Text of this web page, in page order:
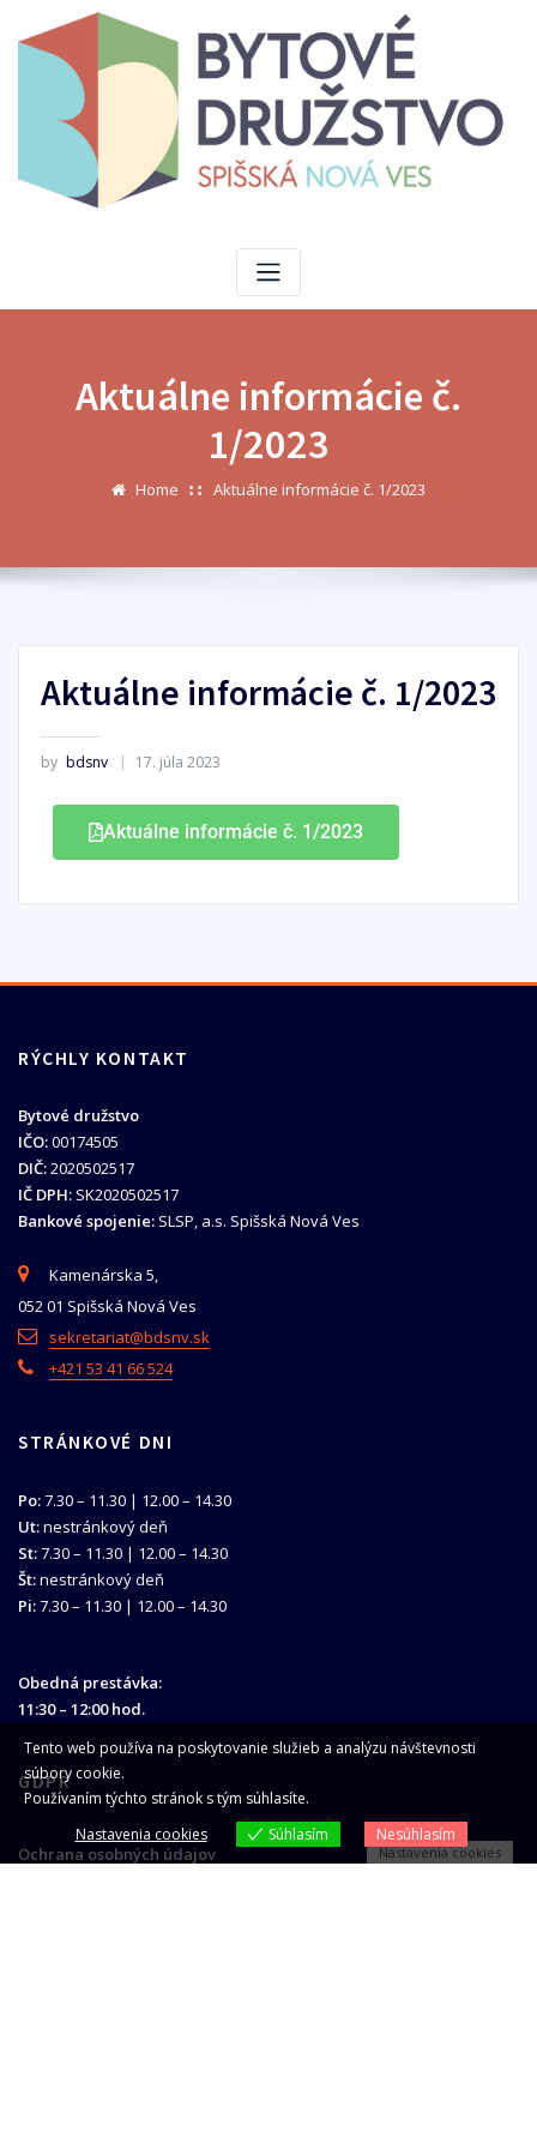
Aktuálne informácie č.
1/2023
Home Aktuálne informácie č. 1/2023
Aktuálne informácie č. 1/2023
by bdsnv 17. júla 2023
Aktuálne informácie č. 1/2023
RÝCHLY KONTAKT
Bytové družstvo
IČO:00174505
DIČ:2020502517
IČ DPH: SK2020502517
Bankové spojenie: SLSP, a.s. Spišská Nová Ves
Kamenárska 5,
052 01 Spišská Nová Ves
sekretariat@bdsnv.sk
+421 53 41 66 524
STRÁNKOVÉ DNI
Po:7.30 – 11.30 | 12.00 – 14.30
Ut:nestránkový deň
St:7.30 – 11.30 | 12.00 – 14.30
Št:nestránkový deň
Pi:7.30 – 11.30 | 12.00 – 14.30
Obedná prestávka:
11:30 – 12:00 hod.
GDPR
Ochrana osobných údajov
Tento web používa na poskytovanie služieb a analýzu návštevnosti
súbory cookie.
Používaním týchto stránok s tým súhlasíte.
Nastavenia cookies
Súhlasím Nesúhlasím
Nastavenia cookies